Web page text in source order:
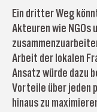
Ein dritter Weg
Akteuren wie NGOs
Arbeit der lokalen
Ansatz würde dazu
Vorteile über
hinaus zu